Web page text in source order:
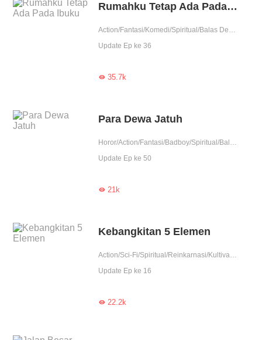
Rumahku Tetap Ada Pada Ibuku
Action/Fantasi/Komedi/Spiritual/Balas Dendam/Kultivasi/Indigo/Pembunuhan/Detektif/Contributor
Update Ep ke 36
35.7k
Para Dewa Jatuh
Horor/Action/Fantasi/Badboy/Spiritual/Balas Dendam/Vampire/Indigo/Pembunuhan/Detektif/Contributor
Update Ep ke 50
21k
Kebangkitan 5 Elemen
Action/Sci-Fi/Spiritual/Reinkarnasi/Kultivasi/Pendekar/Pembunuhan/Detektif/Zombie/Mutan/Contributor
Update Ep ke 16
22.2k